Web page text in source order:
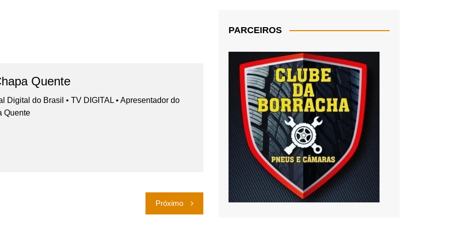
Quente
Digital do Brasil • TV DIGITAL • Apresentador do
Quente
Próximo
PARCEIROS